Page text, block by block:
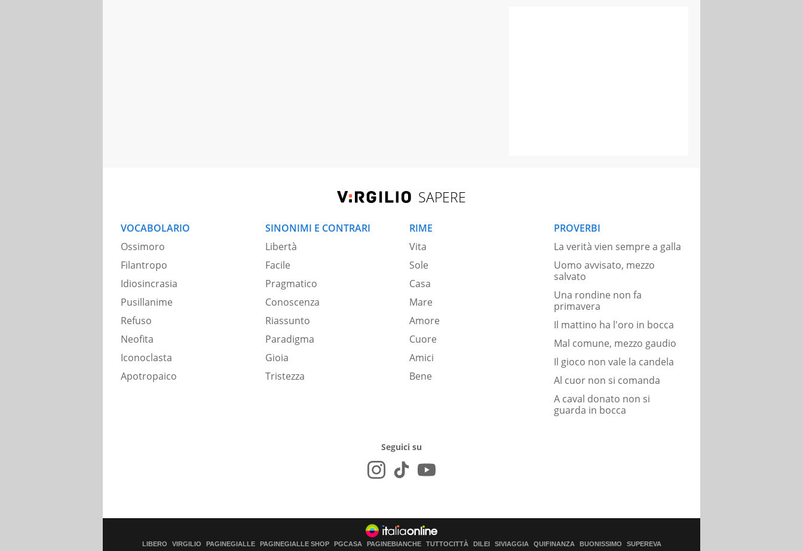
SAPERE
VOCABOLARIO
Ossimoro
Filantropo
Idiosincrasia
Pusillanime
Refuso
Neofita
Iconoclasta
Apotropaico
SINONIMI E CONTRARI
Libertà
Facile
Pragmatico
Conoscenza
Riassunto
Paradigma
Gioia
Tristezza
RIME
Vita
Sole
Casa
Mare
Amore
Cuore
Amici
Bene
PROVERBI
La verità vien sempre a galla
Uomo avvisato, mezzo
salvato
Una rondine non fa
primavera
Il mattino ha l'oro in bocca
Mal comune, mezzo gaudio
Il gioco non vale la candela
Al cuor non si comanda
A caval donato non si
guarda in bocca
Seguici su
LIBERO VIRGILIO PAGINEGIALLE PAGINEGIALLE SHOP PGCASA PAGINEBIANCHE TUTTOCITTÀ DILEI SIVIAGGIA QUIFINANZA BUONISSIMO SUPEREVA